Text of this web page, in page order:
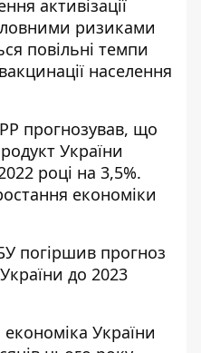
активізації
ризиками
повільні темпи
населення
прогнозував, що
України
році на 3,5%.
економіки
погіршив прогноз
до 2023
економіка України